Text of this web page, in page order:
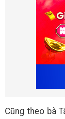
Cũng theo bà